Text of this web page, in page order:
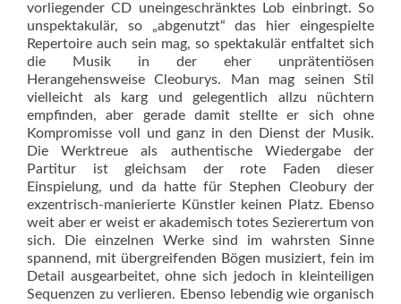
vorliegender CD uneingeschränktes Lob einbringt. So
unspektakulär, so „abgenutzt“ das hier eingespielte
Repertoire auch sein mag, so spektakulär entfaltet sich
die Musik in der eher unprätentiösen
Herangehensweise Cleoburys. Man mag seinen Stil
vielleicht als karg und gelegentlich allzu nüchtern
empfinden, aber gerade damit stellte er sich ohne
Kompromisse voll und ganz in den Dienst der Musik.
Die Werktreue als authen­tische Wiedergabe der
Partitur ist gleichsam der rote Faden dieser
Einspielung, und da hatte für Stephen Cleobury der
exzentrisch-manierierte Künstler keinen Platz. Ebenso
weit aber er weist er akademisch totes Sezierertum von
sich. Die einzelnen Werke sind im wahrsten Sinne
spannend, mit übergreifenden Bögen musiziert, fein im
Detail ausgearbeitet, ohne sich jedoch in kleinteiligen
Sequenzen zu verlieren. Ebenso lebendig wie organisch